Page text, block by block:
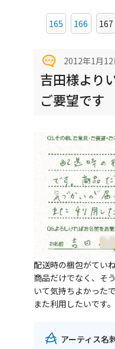
165 166 167
2012年1月12
吉田様より
ご要望です
配送時の梱包がてい
商品だけでなく、そ
いて気持ちよかったで
また利用したいです。
アーティス名